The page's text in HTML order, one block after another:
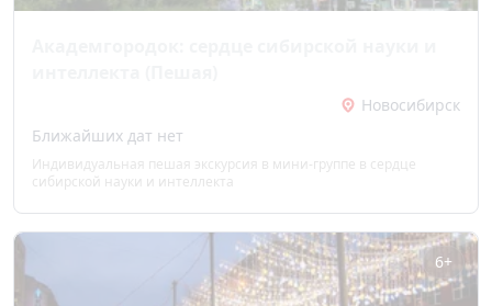
Новосибирск
Ближайших дат нет
Индивидуальная пешая экскурсия в мини-группе в сердце
сибирской науки и интеллекта
6+